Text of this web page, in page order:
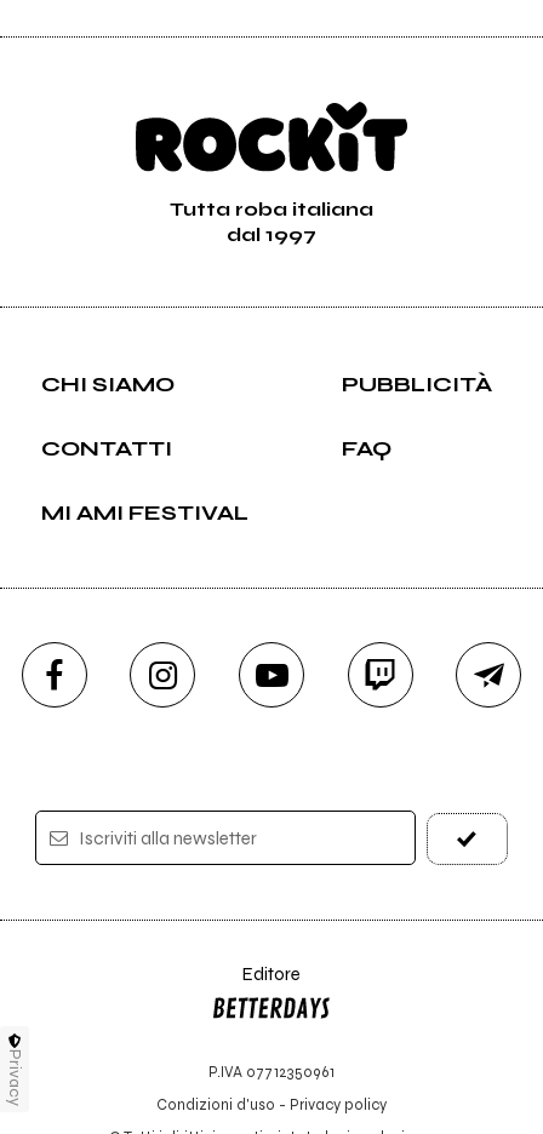
Tutta roba italiana
dal 1997
CHI SIAMO PUBBLICITÀ
CONTATTI FAQ
MI AMI FESTIVAL
Iscriviti alla newsletter
Editore
P.IVA 07712350961
Condizioni d'uso - Privacy policy
Privacy